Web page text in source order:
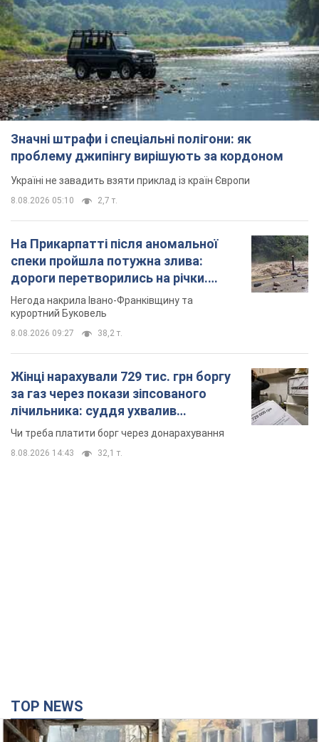
Значні штрафи і спеціальні полігони: як
проблему джипінгу вирішують за кордоном
Україні не завадить взяти приклад із країн Європи
8.08.2026 05:10 2,7 т.
На Прикарпатті після аномальної
спеки пройшла потужна злива:
дороги перетворились на річки.
Відео
Негода накрила Івано-Франківщину та
курортний Буковель
8.08.2026 09:27 38,2 т.
Жінці нарахували 729 тис. грн боргу
за газ через покази зіпсованого
лічильника: суддя ухвалив
неочікуване рішення
Чи треба платити борг через донарахування
8.08.2026 14:43 32,1 т.
TOP NEWS